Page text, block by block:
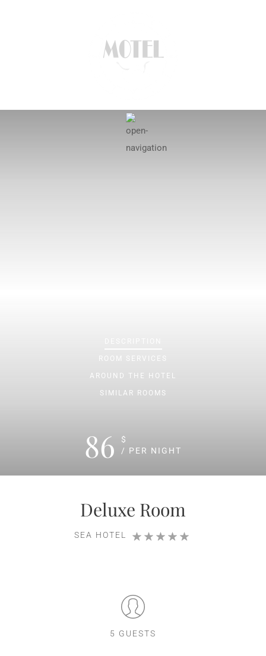
ROOM SERVICES
AROUND THE HOTEL
SIMILAR ROOMS
86
$
/ PER NIGHT
Deluxe Room
SEA HOTEL
5 GUESTS